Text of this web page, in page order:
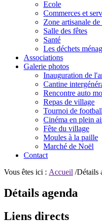
Ecole
Commerces et
Zone artisanale
Salle des fêtes
Santé
Les déchets
Associations
Galerie photos
Inauguration de
Cantine
Rencontre auto
Repas de village
Tournoi de football
Cinéma en plein
Fête du village
Moules à la paille
Marché de Noël
Contact
Vous êtes ici : Accueil /Détails
Détails agenda
Liens directs